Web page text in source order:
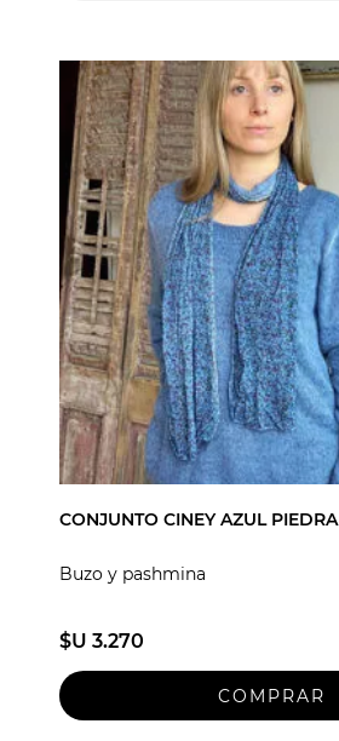
CONJUNTO CINEY AZUL PIEDRA
Buzo y pashmina
$U 3.270